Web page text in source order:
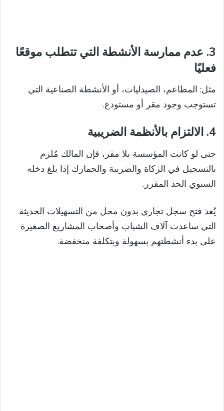
3. عدم ممارسة الأنشطة التي تتطلب موقعًا
فعليًا
مثل: المطاعم، الصيدليات، أو الأنشطة الصناعية التي
تستوجب وجود مقر أو مستودع.
4. الالتزام بالأنظمة الضريبية
حتى لو كانت المؤسسة بلا مقر، فإن المالك مُلزم
بالتسجيل في الزكاة والضريبة والجمارك إذا بلغ دخله
السنوي الحد المقرر.
يُعد فتح سجل تجاري بدون محل من التسهيلات الحديثة
التي ساعدت آلاف الشباب وأصحاب المشاريع الصغيرة
على بدء أنشطتهم بسهولة وبتكلفة منخفضة.